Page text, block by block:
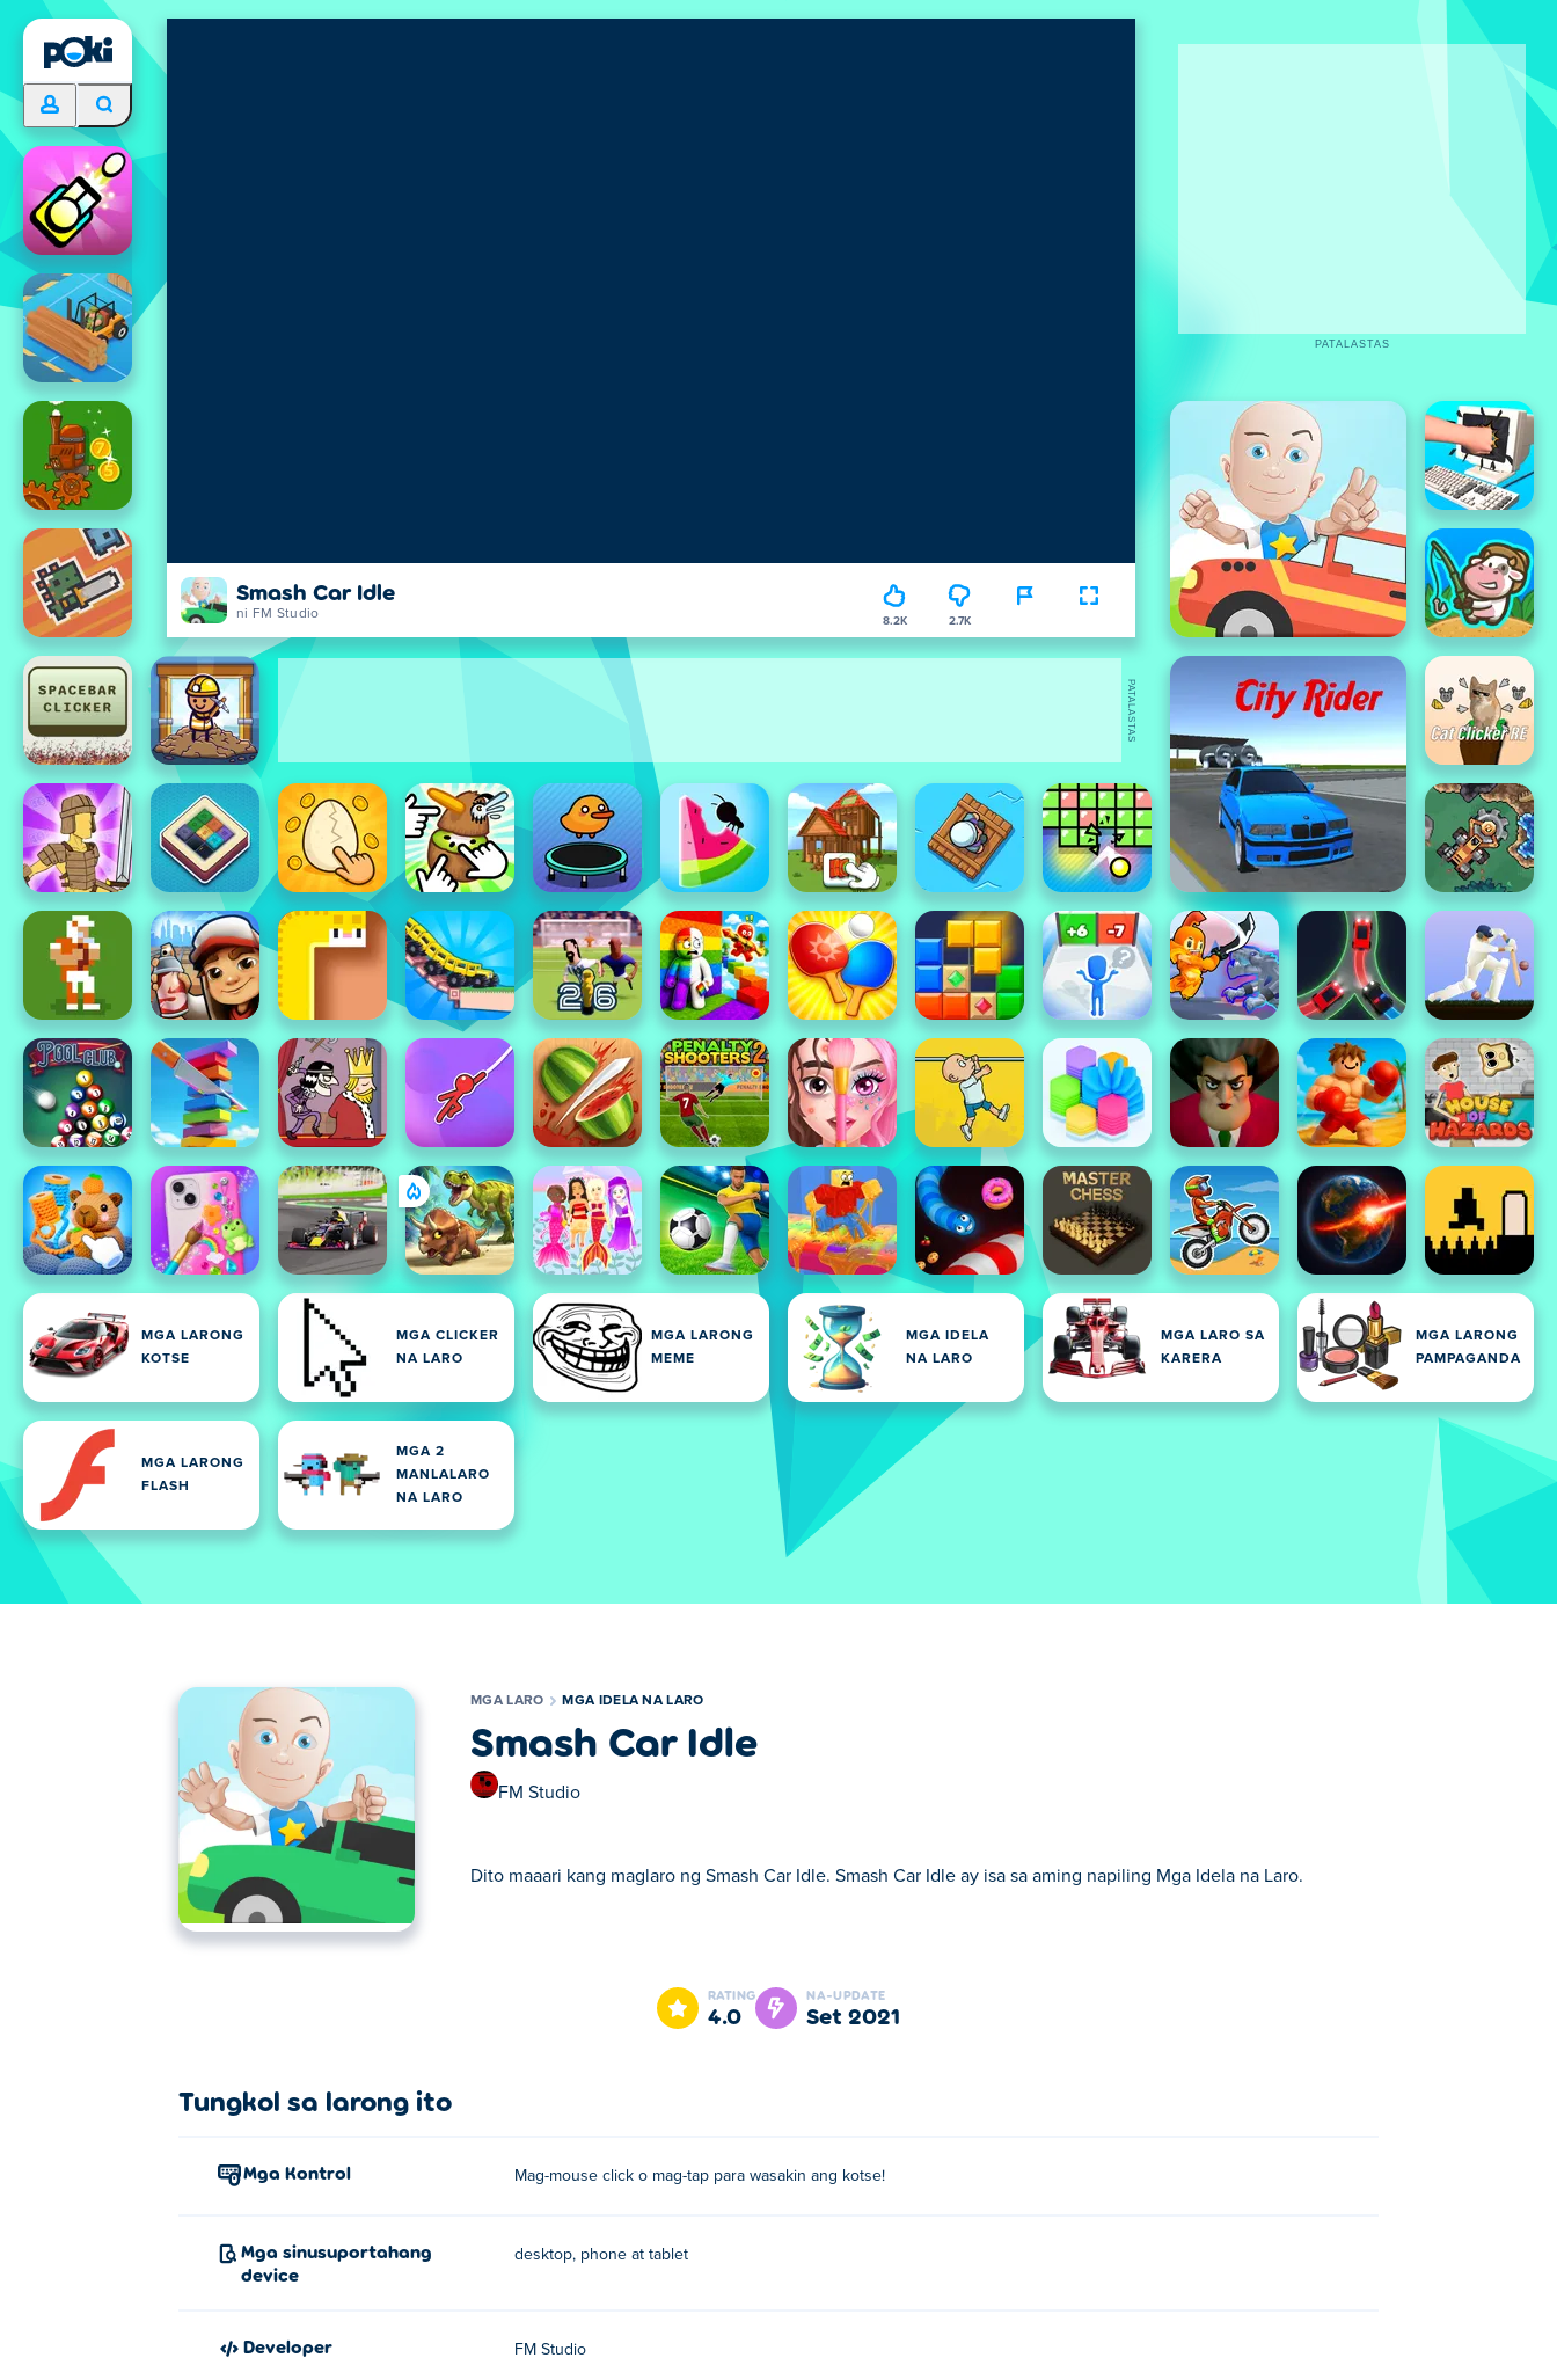
Smash Car Idle
ni FM Studio 8.2K 2.7K
MGA LARONG
KOTSE
MGA CLICKER
NA LARO
MGA LARONG
MEME
MGA IDELA
NA LARO
MGA LARO SA
KARERA
MGA LARONG
PAMPAGANDA
MGA LARONG
FLASH
MGA 2
MANLALARO
NA LARO
PATALASTAS
PATALASTAS
MGA LARO MGA IDELA NA LARO
Smash Car Idle
FM Studio
Dito maaari kang maglaro ng Smash Car Idle. Smash Car Idle ay isa sa aming napiling Mga Idela na Laro.
Dito maaari kang maglaro ng Smash Car Idle. Smash Car Idle ay isa sa aming napiling Mga Idela na Laro.
RATING
4.0
NA-UPDATE
Set 2021
Tungkol sa larong ito
Mga Kontrol Mag-mouse click o mag-tap para wasakin ang kotse!
Mga sinusuportahang
device
desktop, phone at tablet
Developer FM Studio